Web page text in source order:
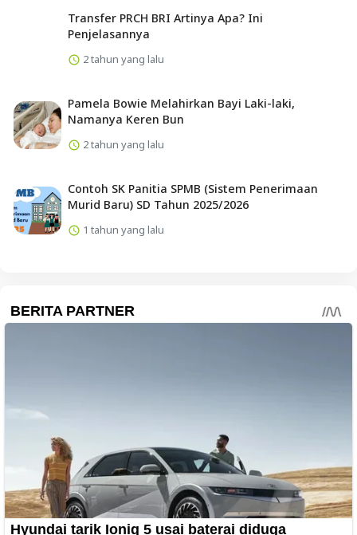
Transfer PRCH BRI Artinya Apa? Ini
Penjelasannya
2 tahun yang lalu
Pamela Bowie Melahirkan Bayi Laki-laki,
Namanya Keren Bun
2 tahun yang lalu
Contoh SK Panitia SPMB (Sistem Penerimaan
Murid Baru) SD Tahun 2025/2026
1 tahun yang lalu